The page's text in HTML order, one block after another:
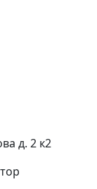
д. 2 к2